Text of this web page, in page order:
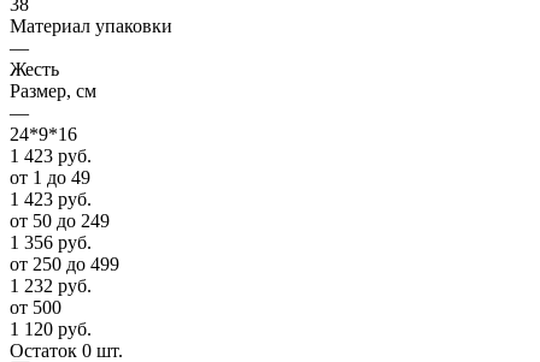
Материал упаковки
—
Жесть
Размер, см
—
24*9*16
1 423 руб.
от 1 до 49
1 423 руб.
от 50 до 249
1 356 руб.
от 250 до 499
1 232 руб.
от 500
1 120 руб.
Остаток 0 шт.